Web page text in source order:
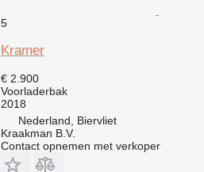
5
Kramer
€ 2.900
Voorladerbak
2018
Nederland, Biervliet
Kraakman B.V.
Contact opnemen met verkoper